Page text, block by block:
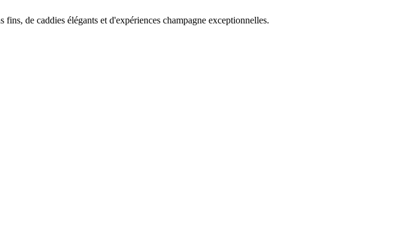
de caddies élégants et d'expériences champagne exceptionnelles.